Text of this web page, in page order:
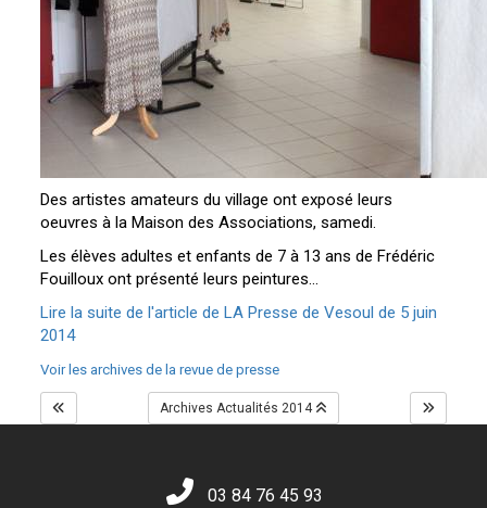
Des artistes amateurs du village ont exposé leurs
oeuvres à la Maison des Associations, samedi.
Les élèves adultes et enfants de 7 à 13 ans de Frédéric
Fouilloux ont présenté leurs peintures...
Lire la suite de l'article de LA Presse de Vesoul de 5 juin
2014
Voir les archives de la revue de presse
Archives Actualités 2014
03 84 76 45 93